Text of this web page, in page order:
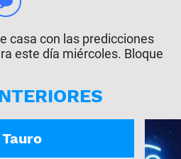
casa con las predicciones
este día miércoles. Bloque